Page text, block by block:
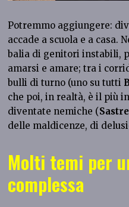
Potremmo aggiungere:
accade a scuola e a casa.
balia di genitori instabili,
amarsi e amare; tra i
bulli di turno (uno su tutti
che poi, in realtà, è il più
diventate nemiche (
delle maldicenze, di
Molti temi per
complessa